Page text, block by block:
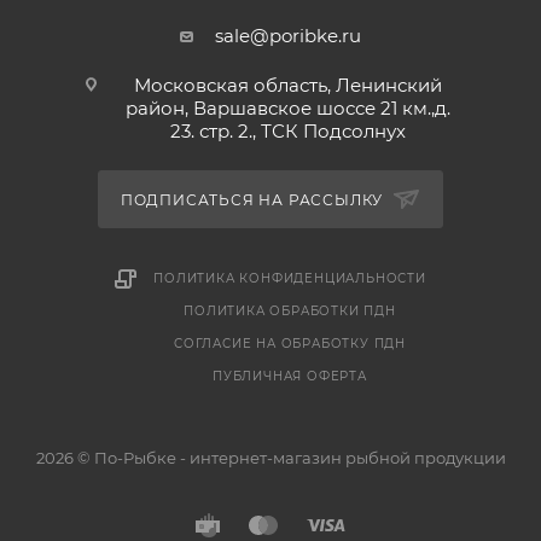
sale@poribke.ru
Московская область, Ленинский
район, Варшавское шоссе 21 км.,д.
23. стр. 2., ТСК Подсолнух
ПОДПИСАТЬСЯ НА РАССЫЛКУ
ПОЛИТИКА КОНФИДЕНЦИАЛЬНОСТИ
ПОЛИТИКА ОБРАБОТКИ ПДН
СОГЛАСИЕ НА ОБРАБОТКУ ПДН
ПУБЛИЧНАЯ ОФЕРТА
2026 © По-Рыбке - интернет-магазин рыбной продукции